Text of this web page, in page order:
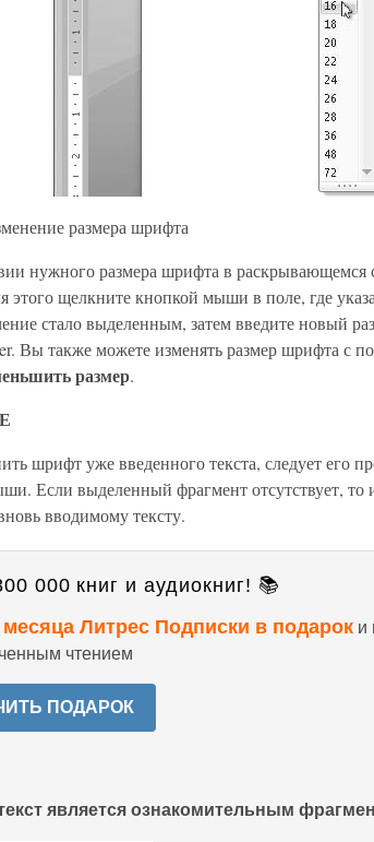
размера шрифта
нужного размера шрифта в раскрывающемся
этого щелкните кнопкой мыши в поле, где
стало выделенным, затем введите новый
Вы также можете изменять размер шрифта с
размер.
шрифт уже введенного текста, следует его
Если выделенный фрагмент отсутствует, то
вводимому тексту.
000 книг и аудиокниг! 📚
месяца Литрес Подписки в подарок и
чтением
ПОДАРОК
является ознакомительным